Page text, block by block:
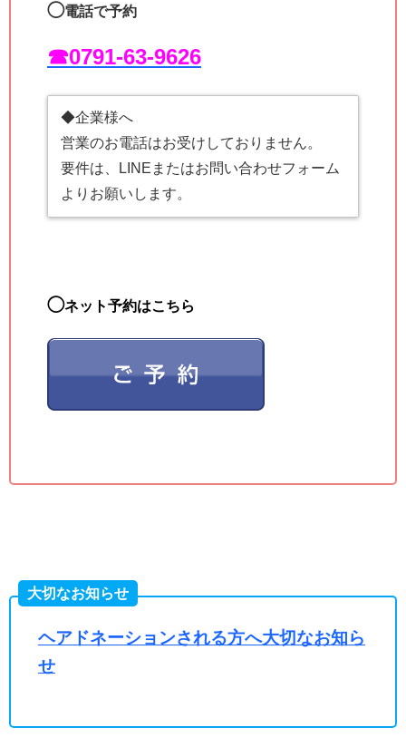
◯電話で予約
☎︎0791-63-9626
◆企業様へ
営業のお電話はお受けしておりません。
要件は、LINEまたはお問い合わせフォーム
よりお願いします。
◯ネット予約はこちら
大切なお知らせ
ヘアドネーションされる方へ大切なお知ら
せ